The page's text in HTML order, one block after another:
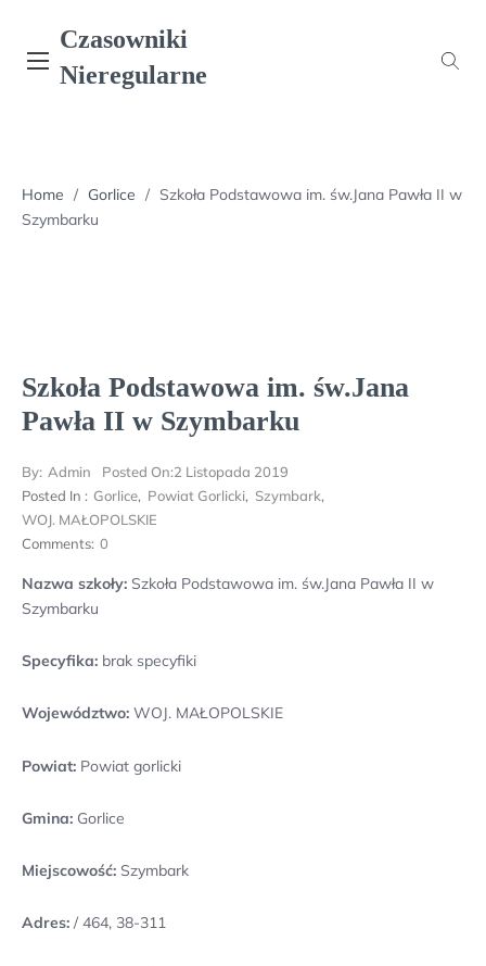
content
Czasowniki
Nieregularne
Home / Gorlice / Szkoła Podstawowa im. św.Jana Pawła II w
Szymbarku
Szkoła Podstawowa im. św.Jana
Pawła II w Szymbarku
By: Admin Posted On:2 Listopada 2019
Posted In : Gorlice, Powiat Gorlicki, Szymbark,
WOJ. MAŁOPOLSKIE
Comments: 0
Nazwa szkoły: Szkoła Podstawowa im. św.Jana Pawła II w
Szymbarku
Specyfika: brak specyfiki
Województwo: WOJ. MAŁOPOLSKIE
Powiat: Powiat gorlicki
Gmina: Gorlice
Miejscowość: Szymbark
Adres: / 464, 38-311